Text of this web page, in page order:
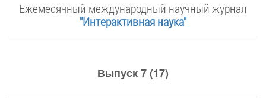
Ежемесячный международный научный журнал
"Интерактивная наука"
Выпуск 7 (17)